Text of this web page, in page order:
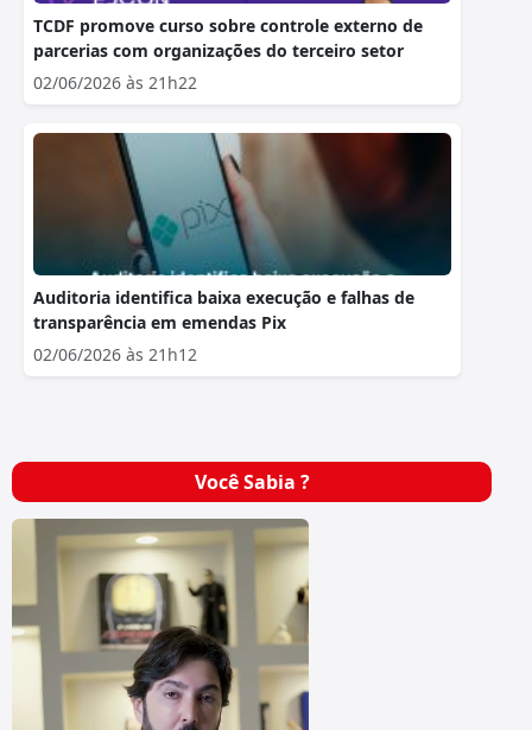
TCDF promove curso sobre controle externo de
parcerias com organizações do terceiro setor
02/06/2026 às 21h22
Auditoria identifica baixa execução e falhas de
transparência em emendas Pix
02/06/2026 às 21h12
Você Sabia ?